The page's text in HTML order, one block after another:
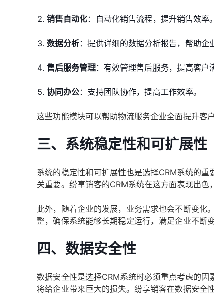
销售自动化：自动化销售流程，提升销售效率。
数据分析：提供详细的数据分析报告，帮助企
售后服务管理：有效管理售后服务，提高客户
协同办公：支持团队协作，提高工作效率。
这些功能模块可以帮助物流服务企业全面提升客
三、系统稳定性和可扩展性
系统的稳定性和可扩展性也是选择CRM系统的
关重要。纷享销客的CRM系统在这方面表现出色
此外，随着企业的发展，业务需求也会不断变化
整，确保系统能够长期稳定运行，满足企业不断
四、数据安全性
数据安全性是选择CRM系统时必须重点考虑的因
将给企业带来巨大的损失。纷享销客在数据安全